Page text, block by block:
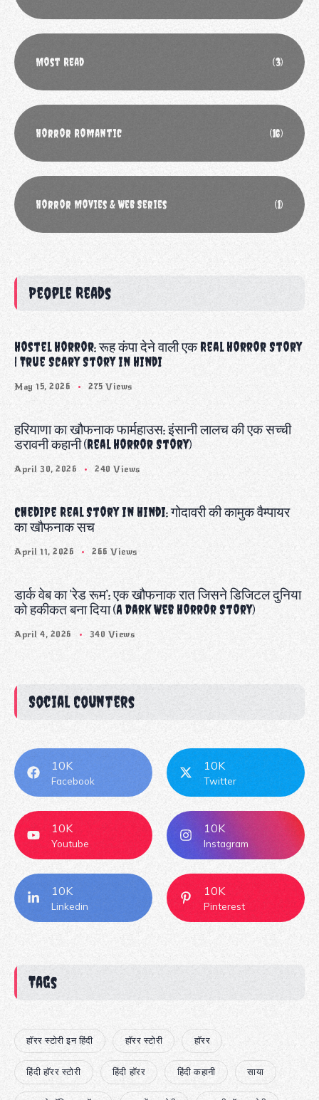
Most Read (3)
Horror Romantic (16)
Horror Movies & Web Series (1)
People Reads
Hostel Horror: रूह कंपा देने वाली एक Real Horror Story
| True Scary Story in Hindi
May 15, 2026 275 Views
हरियाणा का खौफनाक फार्महाउस: इंसानी लालच की एक सच्ची
डरावनी कहानी (Real Horror Story)
April 30, 2026 240 Views
Chedipe Real Story in Hindi: गोदावरी की कामुक वैम्पायर
का खौफनाक सच
April 11, 2026 266 Views
डार्क वेब का ‘रेड रूम’: एक खौफनाक रात जिसने डिजिटल दुनिया
को हकीकत बना दिया (A Dark Web Horror Story)
April 4, 2026 340 Views
Social Counters
10K
Facebook
10K
Twitter
10K
Youtube
10K
Instagram
10K
Linkedin
10K
Pinterest
Tags
हॉरर स्टोरी इन हिंदी हॉरर स्टोरी हॉरर
हिंदी हॉरर स्टोरी हिंदी हॉरर हिंदी कहानी साया